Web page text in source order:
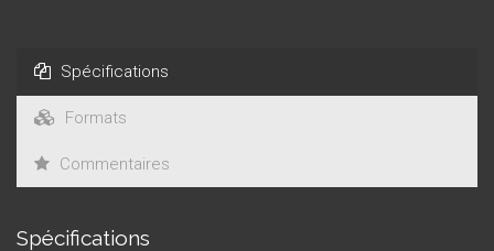
Spécifications
Formats
Commentaires
Spécifications